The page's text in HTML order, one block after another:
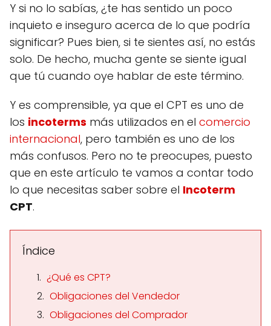
Y si no lo sabías, ¿te has sentido un poco
inquieto e inseguro acerca de lo que podría
significar? Pues bien, si te sientes así, no estás
solo. De hecho, mucha gente se siente igual
que tú cuando oye hablar de este término.
Y es comprensible, ya que el CPT es uno de
los incoterms más utilizados en el comercio
internacional, pero también es uno de los
más confusos. Pero no te preocupes, puesto
que en este artículo te vamos a contar todo
lo que necesitas saber sobre el Incoterm
CPT.
Índice
¿Qué es CPT?
Obligaciones del Vendedor
Obligaciones del Comprador